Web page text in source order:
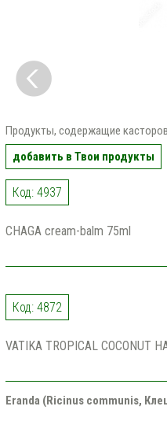
Продукты, содержащие
добавить в Твои продукты
Код: 4937
CHAGA cream-balm 75ml
Код: 4872
VATIKA TROPICAL COCONUT
Eranda (Ricinus communis,